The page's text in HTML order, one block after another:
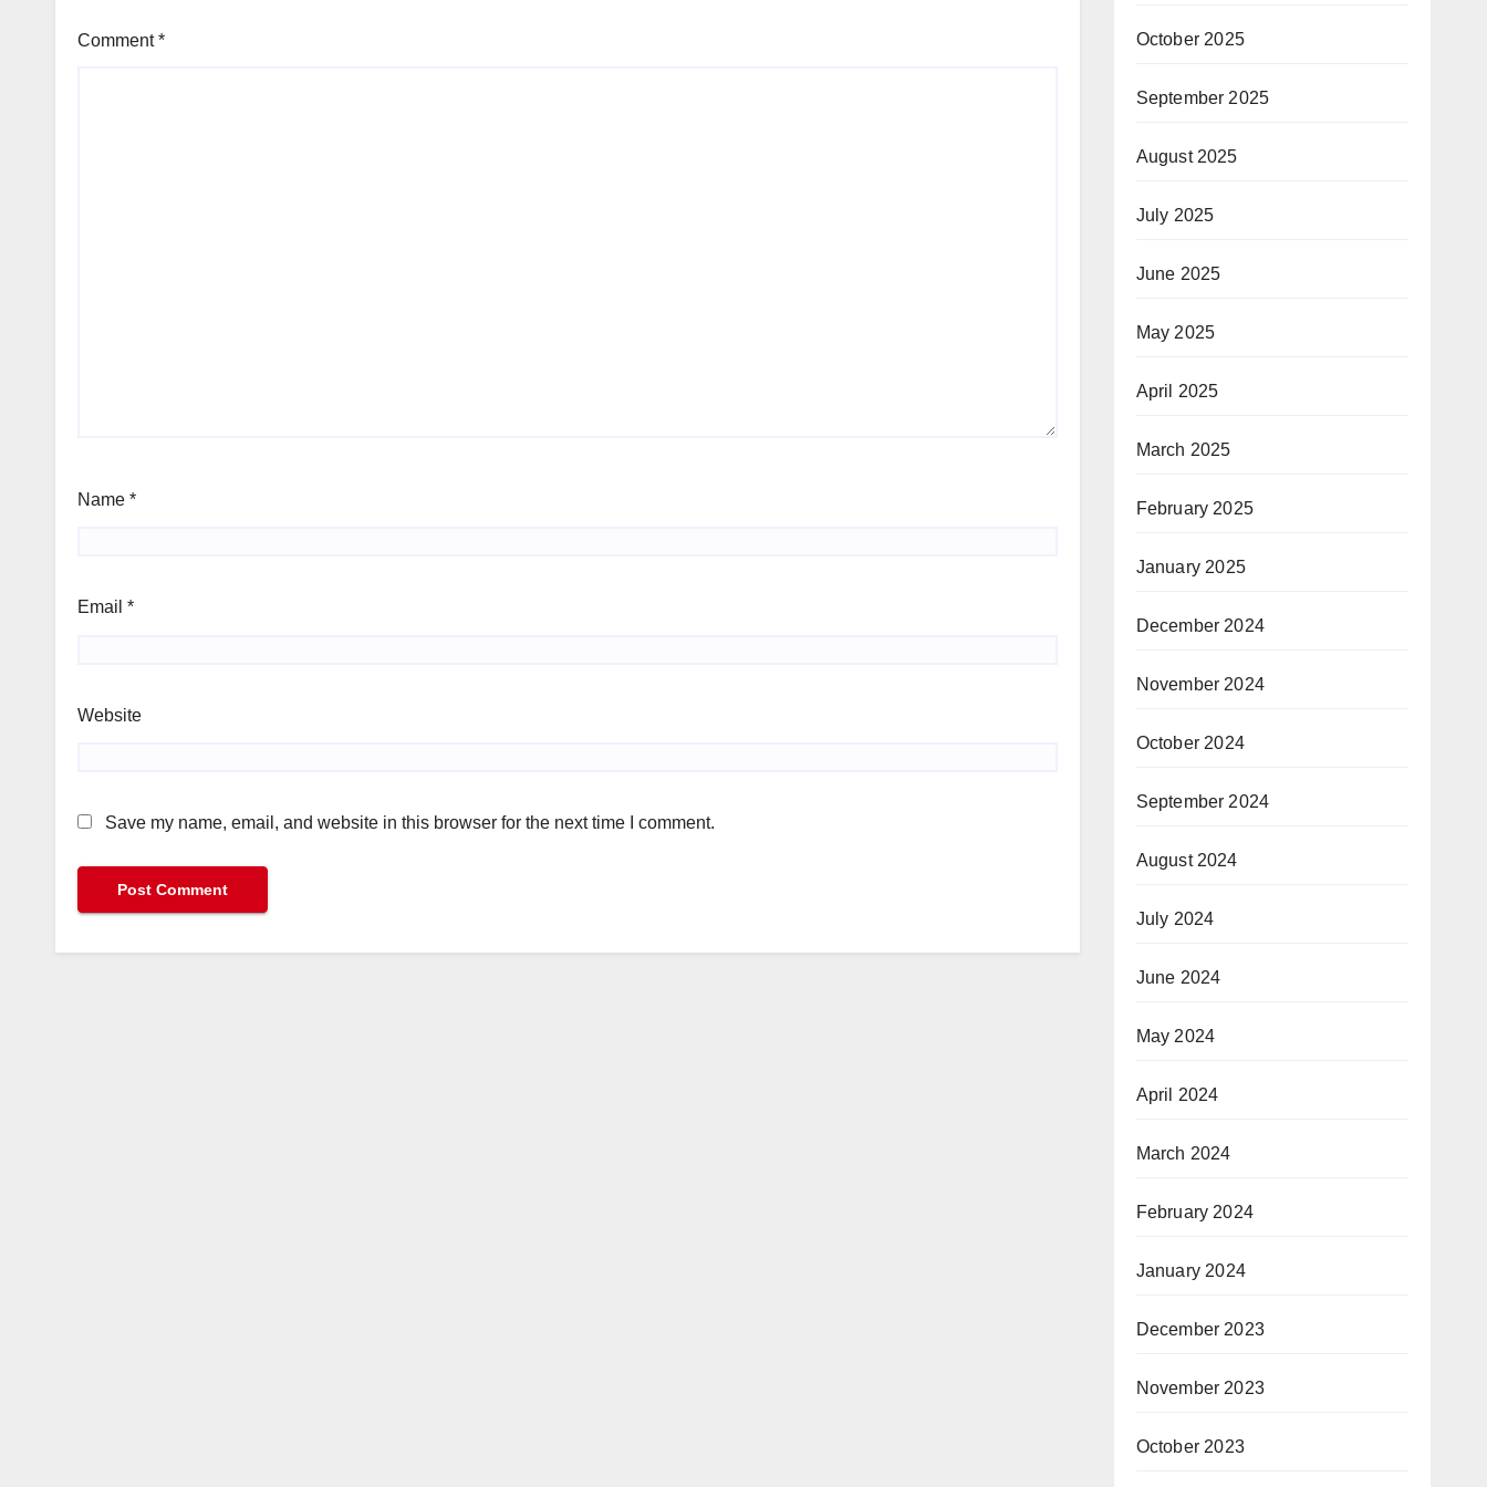
Comment*
Name *
Email *
Website
Save my name, email, and website in this browser for the next time I comment.
October 2025
September 2025
August 2025
July 2025
June 2025
May 2025
April 2025
March 2025
February 2025
January 2025
December 2024
November 2024
October 2024
September 2024
August 2024
July 2024
June 2024
May 2024
April 2024
March 2024
February 2024
January 2024
December 2023
November 2023
October 2023